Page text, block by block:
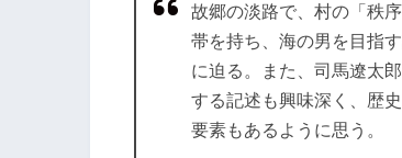
故郷の淡路で、村の「秩
帯を持ち、海の男を目指
に迫る。また、司馬遼太
する記述も興味深く、歴
要素もあるように思う。